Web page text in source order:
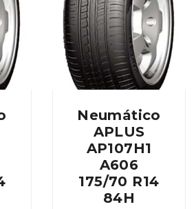
Neumático
APLUS
AP107H1
A606
175/70 R14
84H